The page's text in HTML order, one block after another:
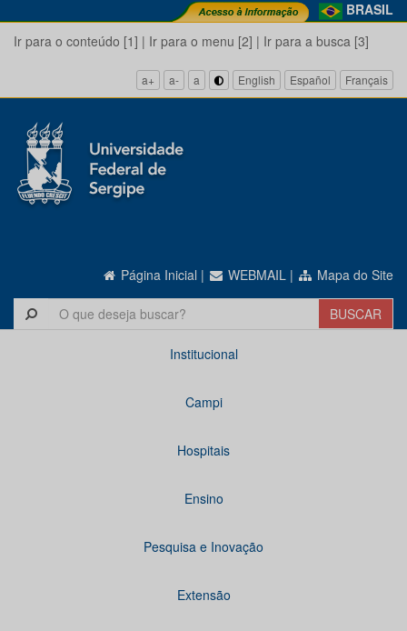
BRASIL
Ir para o conteúdo [1] | Ir para o menu [2] | Ir para a busca [3]
a+ a- a English Español Français
Página Inicial | WEBMAIL | Mapa do Site
Institucional
Campi
Hospitais
Ensino
Pesquisa e Inovação
Extensão